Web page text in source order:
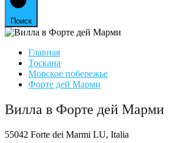
Поиск
Главная
Тоскана
Морское побережье
Форте дей Марми
Вилла в Форте дей Марми
55042 Forte dei Marmi LU, Italia